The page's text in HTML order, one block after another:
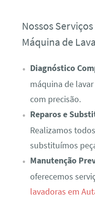
Nossos
Máquina de
Diagnóstico
máquina de
com precisão.
Reparos e
Realizamos
substituímos
Manutenção
oferecemos
lavadoras em